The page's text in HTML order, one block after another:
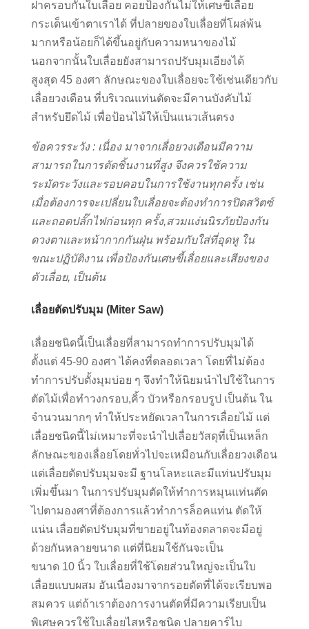
ฝาครอบกันใบเลื่อย คอยป้องกันไม่ให้เศษขี้เลื่อย
กระเด็นเข้าตาเราได้ ที่ปลายของใบเลื่อยที่โผล่พ้น
มากหรือน้อยก็ได้ขึ้นอยู่กับความหนาของไม้
นอกจากนั้นใบเลื่อยยังสามารถปรับมุมเอียงได้
สูงสุด 45 องศา ลักษณะของใบเลื่อยจะใช้เช่นเดียวกับ
เลื่อยวงเดือน ที่บริเวณแท่นตัดจะมีคานบังคับไม้
สำหรับยึดไม้ เพื่อป้อนไม้ให้เป็นแนวเส้นตรง
ข้อควรระวัง : เนื่อง มาจากเลื่อยวงเดือนมีความ
สามารถในการตัดชิ้นงานที่สูง จึงควรใช้ความ
ระมัดระวังและรอบคอบในการใช้งานทุกครั้ง เช่น
เมื่อต้องการจะเปลี่ยนใบเลื่อยจะต้องทำการปิดสวิตซ์
และถอดปลั๊กไฟก่อนทุก ครั้ง,สวมแง่นนิรภัยป้องกัน
ดวงตาและหน้ากากกันฝุ่น พร้อมกับใส่ที่อุดหู ใน
ขณะปฏิบัติงาน เพื่อป้องกันเศษขี้เลื่อยและเสียงของ
ตัวเลื่อย, เป็นต้น
เลื่อยตัดปรับมุม (Miter Saw)
เลื่อยชนิดนี้เป็นเลื่อยที่สามารถทำการปรับมุมได้
ตั้งแต่ 45-90 องศา ได้คงที่ตลอดเวลา โดยที่ไม่ต้อง
ทำการปรับตั้งมุมบ่อย ๆ จึงทำให้นิยมนำไปใช้ในการ
ตัดไม้เพื่อทำวงกรอบ,คิ้ว บัวหรือกรอบรูป เป็นต้น ใน
จำนวนมากๆ ทำให้ประหยัดเวลาในการเลื่อยไม้ แต่
เลื่อยชนิดนี้ไม่เหมาะที่จะนำไปเลื่อยวัสดุที่เป็นเหล็ก
ลักษณะของเลื่อยโดยทั่วไปจะเหมือนกับเลื่อยวงเดือน
แต่เลื่อยตัดปรับมุมจะมี ฐานโลหะและมีแท่นปรับมุม
เพิ่มขึ้นมา ในการปรับมุมตัดให้ทำการหมุนแท่นตัด
ไปตามองศาที่ต้องการแล้วทำการล็อคแท่น ตัดให้
แน่น เลื่อยตัดปรับมุมที่ขายอยู่ในท้องตลาดจะมีอยู่
ด้วยกันหลายขนาด แต่ที่นิยมใช้กันจะเป็น
ขนาด 10 นิ้ว ใบเลื่อยที่ใช้โดยส่วนใหญ่จะเป็นใบ
เลื่อยแบบผสม อันเนื่องมาจากรอยตัดที่ได้จะเรียบพอ
สมควร แต่ถ้าเราต้องการงานตัดที่มีความเรียบเป็น
พิเศษควรใช้ใบเลื่อยไสหรือชนิด ปลายคาร์ไบ